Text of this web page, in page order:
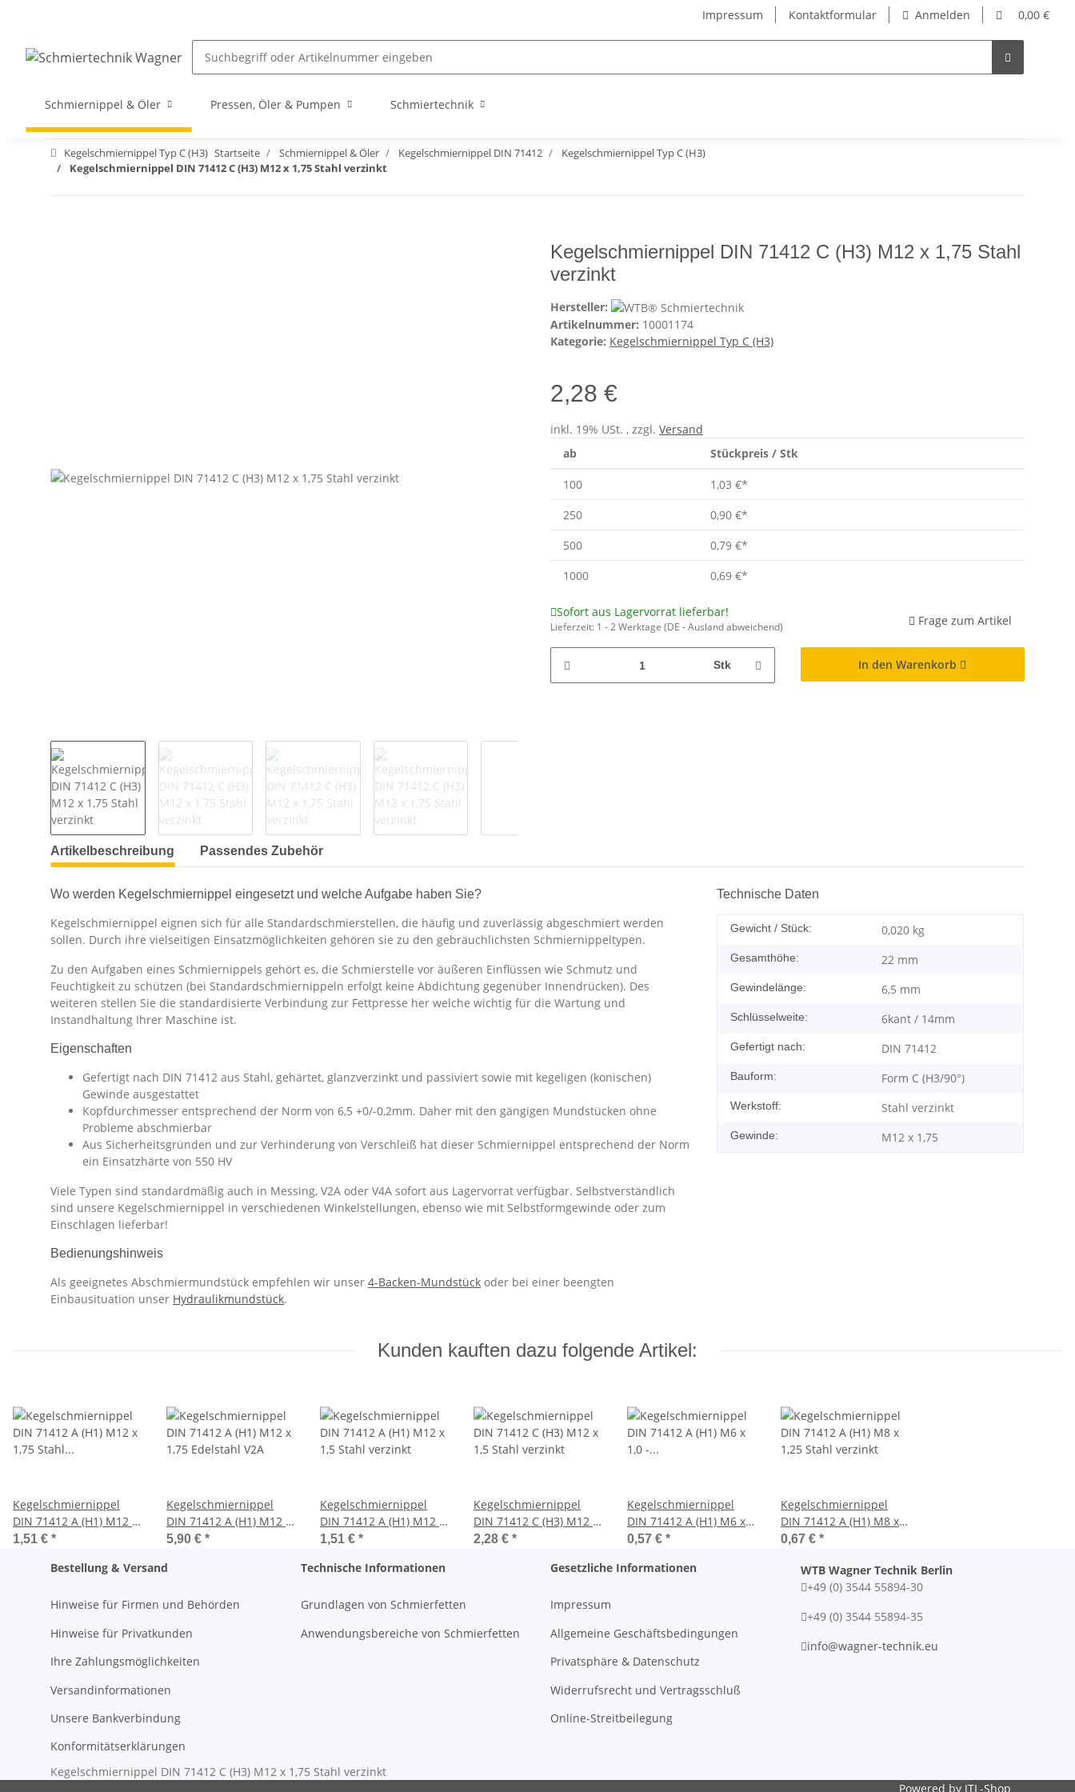
Impressum Kontaktformular Anmelden 0,00 €
Schmiernippel & Öler Pressen, Öler & Pumpen Schmiertechnik
Kegelschmiernippel Typ C (H3) Startseite Schmiernippel & Öler Kegelschmiernippel DIN 71412
Kegelschmiernippel Typ C (H3)
Kegelschmiernippel DIN 71412 C (H3) M12 x 1,75 Stahl verzinkt
Kegelschmiernippel DIN 71412 C (H3) M12 x 1,75 Stahl
verzinkt
Hersteller:
Artikelnummer: 10001174
Kategorie: Kegelschmiernippel Typ C (H3)
2,28 €
inkl. 19% USt. , zzgl. Versand
ab
Stückpreis / Stk
100 1,03 €*
250
0,90 €*
500
0,79 €*
1000
0,69 €*
Sofort aus Lagervorrat lieferbar!
Lieferzeit: 1 - 2 Werktage (DE - Ausland abweichend) Frage zum Artikel
Stk In den Warenkorb
Artikelbeschreibung Passendes Zubehör
Wo werden Kegelschmiernippel eingesetzt und welche Aufgabe haben Sie?
Kegelschmiernippel eignen sich für alle Standardschmierstellen, die häufig und zuverlässig abgeschmiert werden
sollen. Durch ihre vielseitigen Einsatzmöglichkeiten gehören sie zu den gebräuchlichsten Schmiernippeltypen.
Zu den Aufgaben eines Schmiernippels gehört es, die Schmierstelle vor äußeren Einflüssen wie Schmutz und
Feuchtigkeit zu schützen (bei Standardschmiernippeln erfolgt keine Abdichtung gegenüber Innendrücken). Des
weiteren stellen Sie die standardisierte Verbindung zur Fettpresse her welche wichtig für die Wartung und
Instandhaltung Ihrer Maschine ist.
Eigenschaften
Gefertigt nach DIN 71412 aus Stahl, gehärtet, glanzverzinkt und passiviert sowie mit kegeligen (konischen)
Gewinde ausgestattet
Kopfdurchmesser entsprechend der Norm von 6,5 +0/-0,2mm. Daher mit den gängigen Mundstücken ohne
Probleme abschmierbar
Aus Sicherheitsgründen und zur Verhinderung von Verschleiß hat dieser Schmiernippel entsprechend der Norm
ein Einsatzhärte von 550 HV
Viele Typen sind standardmäßig auch in Messing, V2A oder V4A sofort aus Lagervorrat verfügbar. Selbstverständlich
sind unsere Kegelschmiernippel in verschiedenen Winkelstellungen, ebenso wie mit Selbstformgewinde oder zum
Einschlagen lieferbar!
Bedienungshinweis
Als geeignetes Abschmiermundstück empfehlen wir unser 4-Backen-Mundstück oder bei einer beengten
Einbausituation unser Hydraulikmundstück.
Technische Daten
Gewicht / Stück: 0,020 kg
Gesamthöhe: 22 mm
Gewindelänge: 6,5 mm
Schlüsselweite: 6kant / 14mm
Gefertigt nach: DIN 71412
Bauform: Form C (H3/90°)
Werkstoff: Stahl verzinkt
Gewinde: M12 x 1,75
Kunden kauften dazu folgende Artikel:
Kegelschmiernippel
DIN 71412 A (H1) M12 x
1,75 Stahl verzinkt
1,51 € *
Kegelschmiernippel
DIN 71412 A (H1) M12 x
1,75 Edelstahl V2A
5,90 € *
Kegelschmiernippel
DIN 71412 A (H1) M12 x
1,5 Stahl verzinkt
1,51 € *
Kegelschmiernippel
DIN 71412 C (H3) M12 x
1,5 Stahl verzinkt
2,28 € *
Kegelschmiernippel
DIN 71412 A (H1) M6 x
1,0 - zylindrisch - Stahl
0,57 € *
Kegelschmiernippel
DIN 71412 A (H1) M8 x
1,25 Stahl verzinkt
0,67 € *
Bestellung & Versand
Hinweise für Firmen und Behörden
Hinweise für Privatkunden
Ihre Zahlungsmöglichkeiten
Versandinformationen
Unsere Bankverbindung
Konformitätserklärungen
Technische Informationen
Grundlagen von Schmierfetten
Anwendungsbereiche von Schmierfetten
Gesetzliche Informationen
Impressum
Allgemeine Geschäftsbedingungen
Privatsphäre & Datenschutz
Widerrufsrecht und Vertragsschluß
Online-Streitbeilegung
WTB Wagner Technik Berlin
+49 (0) 3544 55894-30
+49 (0) 3544 55894-35
info@wagner-technik.eu
Kegelschmiernippel DIN 71412 C (H3) M12 x 1,75 Stahl verzinkt
Powered by JTL-Shop